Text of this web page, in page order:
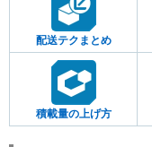
配送テクまとめ
積載量の上げ方